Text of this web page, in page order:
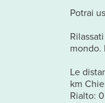
Potrai
mondo.
Le
km
Rialto: